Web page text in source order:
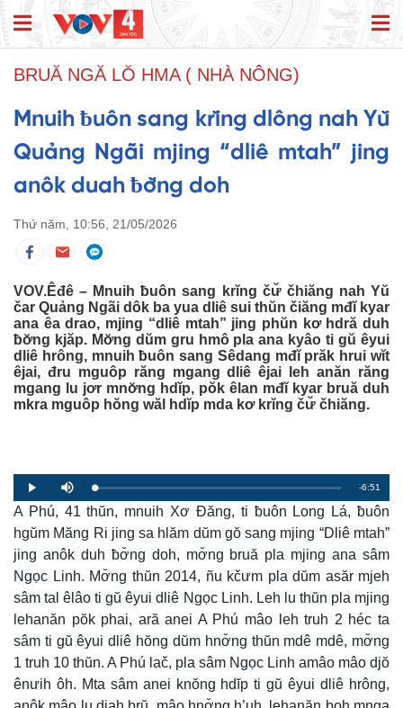
BRUĂ NGĂ LŎ HMA ( NHÀ NÔNG)
Mnuih ƀuôn sang krĭng dlông nah Yŭ
Quảng Ngãi mjing “dliê mtah” jing
anôk duah ƀơ̆ng doh
Thứ năm, 10:56, 21/05/2026
VOV.Êđê – Mnuih ƀuôn sang krĭng čư̆ čhiăng nah Yŭ
čar Quảng Ngãi dôk ba yua dliê sui thŭn čiăng mđĭ kyar
ana êa drao, mjing “dliê mtah” jing phŭn kơ hdră duh
ƀơ̆ng kjăp. Mơ̆ng dŭm gru hmô pla ana kyâo ti gŭ êyui
dliê hrông, mnuih ƀuôn sang Sêdang mđĭ prăk hrui wĭt
êjai, đru mguôp răng mgang dliê êjai leh anăn răng
mgang lu jơr mnơ̆ng hdĭp, pŏk êlan mđĭ kyar bruă duh
mkra mguôp hŏng wăl hdĭp mda kơ krĭng čư̆ čhiăng.
P
l
a
M
u
t
e
L
o
a
d
e
d
0
%
P
r
o
g
r
e
s
0
%
R
e
m
i
n
n
g
-6:51
A Phú, 41 thŭn, mnuih Xơ Đăng, ti ƀuôn Long Lá, ƀuôn
hgŭm Măng Ri jing sa hlăm dŭm gŏ sang mjing “Dliê mtah”
jing anôk duh ƀơ̆ng doh, mơ̆ng bruă pla mjing ana sâm
Ngọc Linh. Mơ̆ng thŭn 2014, ñu kčưm pla dŭm asăr mjeh
sâm tal êlâo ti gŭ êyui dliê Ngọc Linh. Leh lu thŭn pla mjing
lehanăn pŏk phai, ară anei A Phú mâo leh truh 2 héc ta
sâm ti gŭ êyui dliê hŏng dŭm hnơ̆ng thŭn mdê mdê, mơ̆ng
1 truh 10 thŭn. A Phú lač, pla sâm Ngọc Linh amâo mâo djŏ
ênưih ôh. Mta sâm anei knŏng hdĭp ti gŭ êyui dliê hrông,